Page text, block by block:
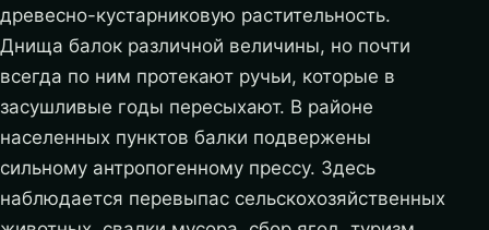
древесно-кустарниковую растительность.
Днища балок различной величины, но почти
всегда по ним протекают ручьи, которые в
засушливые годы пересыхают. В районе
населенных пунктов балки подвержены
сильному антропогенному прессу. Здесь
наблюдается перевыпас сельскохозяйственных